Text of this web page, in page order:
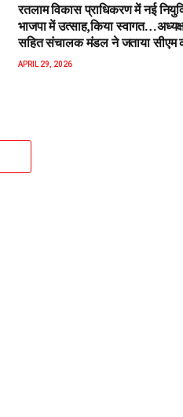
रतलाम विकास प्राधिकरण में नई
भाजपा में उत्साह,किया
सहित संचालक मंडल ने जताया सीएम
APRIL 29, 2026